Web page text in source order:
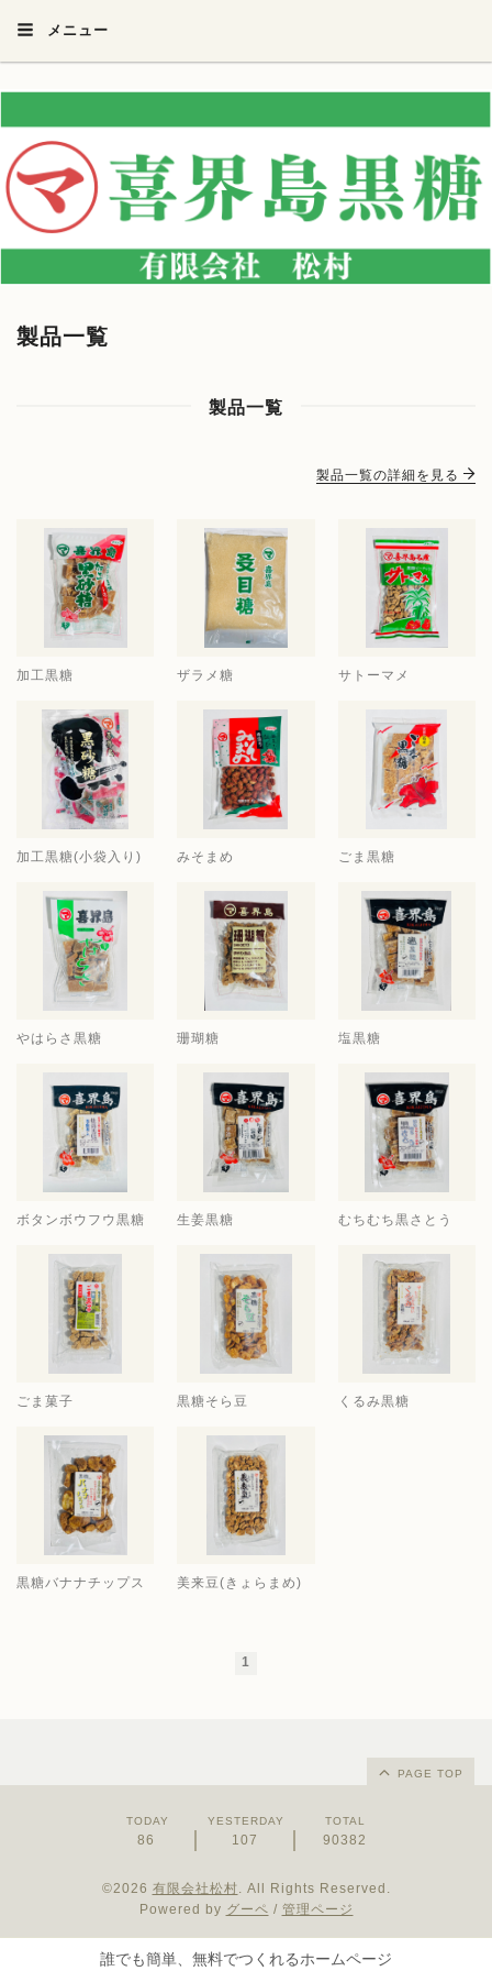
メニュー
製品一覧
製品一覧
製品一覧の詳細を見る
加工黒糖 ザラメ糖 サトーマメ
加工黒糖(小袋入り) みそまめ ごま黒糖
やはらさ黒糖 珊瑚糖 塩黒糖
ボタンボウフウ黒糖 生姜黒糖 むちむち黒さとう
ごま菓子 黒糖そら豆 くるみ黒糖
黒糖バナナチップス 美来豆(きょらまめ)
1
PAGE TOP
TODAY
86
YESTERDAY
107
TOTAL
90382
©2026 有限会社松村 . All Rights Reserved.
Powered by グーペ / 管理ページ
誰でも簡単、無料でつくれるホームページ